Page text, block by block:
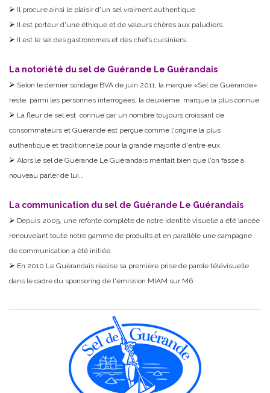
Il procure ainsi le plaisir d'un sel vraiment authentique.
Il est porteur d'une éthique et de valeurs chères aux paludiers.
Il est le sel des gastronomes et des chefs cuisiniers.
La notoriété du sel de Guérande Le Guérandais
Selon le dernier sondage BVA de juin 2011, la marque «Sel de Guérande»
reste, parmi les personnes interrogées, la deuxième marque la plus connue.
La fleur de sel est connue par un nombre toujours croissant de
consommateurs et Guérande est perçue comme l'origine la plus
authentique et traditionnelle pour la grande majorité d'entre eux.
Alors le sel de Guérande Le Guérandais méritait bien que l'on fasse à
nouveau parler de lui…
La communication du sel de Guérande Le Guérandais
Depuis 2005, une refonte complète de notre identité visuelle a été lancée
renouvelant toute notre gamme de produits et en parallèle une campagne
de communication a été initiée.
En 2010 Le Guérandais réalise sa première prise de parole télévisuelle
dans le cadre du sponsoring de l'émission MIAM sur M6.